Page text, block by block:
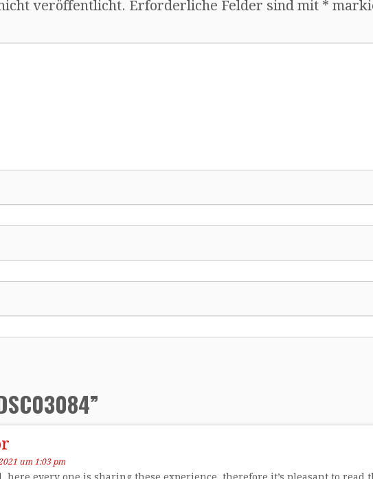
veröffentlicht. Erforderliche Felder sind mit *
”
um 1:03 pm
here every one is sharing these experience, therefore it’s pleasant to